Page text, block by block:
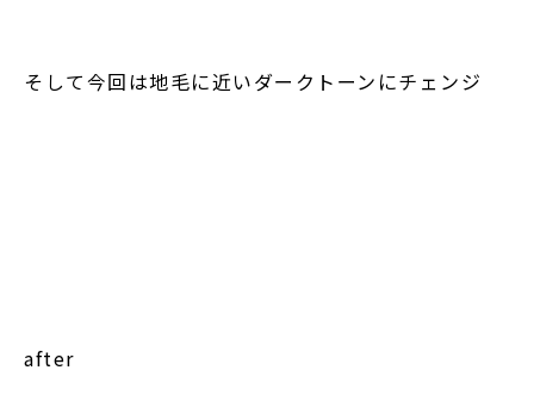
そして今回は地毛に近いダークトーンにチェンジ
after